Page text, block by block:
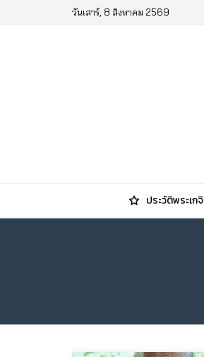
วันเสาร์, 8 สิงหาคม 2569
ประวัติพระเกจิ